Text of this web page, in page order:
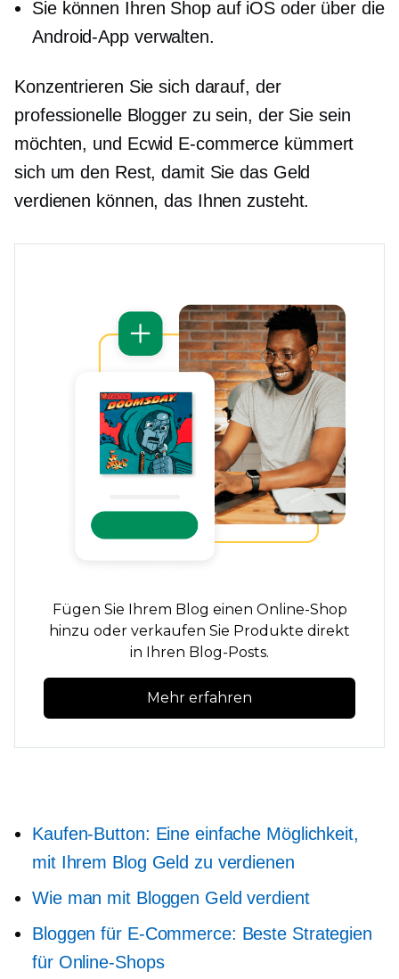
Sie können Ihren Shop auf iOS oder über die
Android-App verwalten.
Konzentrieren Sie sich darauf, der
professionelle Blogger zu sein, der Sie sein
möchten, und Ecwid E-commerce kümmert
sich um den Rest, damit Sie das Geld
verdienen können, das Ihnen zusteht.
Fügen Sie Ihrem Blog einen Online-Shop
hinzu oder verkaufen Sie Produkte direkt
in Ihren Blog-Posts.
Mehr erfahren
Kaufen-Button: Eine einfache Möglichkeit,
mit Ihrem Blog Geld zu verdienen
Wie man mit Bloggen Geld verdient
Bloggen für E-Commerce: Beste Strategien
für Online-Shops